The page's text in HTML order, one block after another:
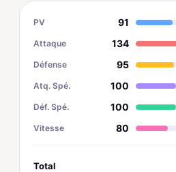
PV 91
Attaque 134
Défense 95
Atq. Spé. 100
Déf. Spé. 100
Vitesse 80
Total